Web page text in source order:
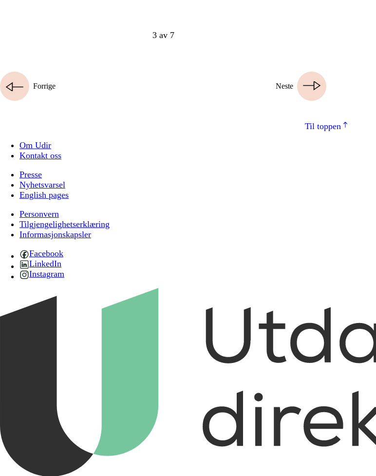
3 av 7
Neste
Forrige
Til toppen
Om Udir
Kontakt oss
Presse
Nyhetsvarsel
English pages
Personvern
Tilgjengelighetserklæring
Informasjonskapsler
Facebook
LinkedIn
Instagram